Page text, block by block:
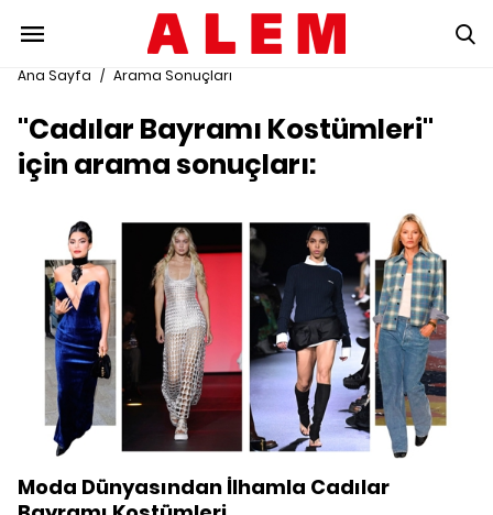
Ana Sayfa / Arama Sonuçları
"Cadılar Bayramı Kostümleri"
için arama sonuçları:
Moda Dünyasından İlhamla Cadılar